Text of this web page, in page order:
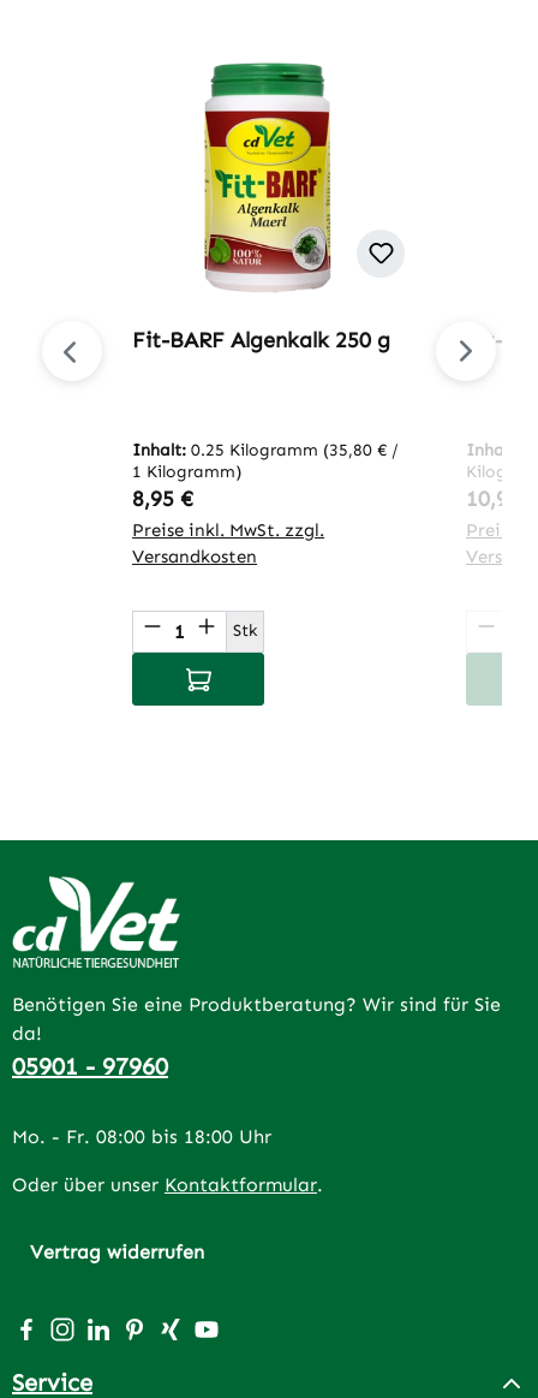
Produktgalerie überspringen
Fit-BARF Algenkalk 250 g
Inhalt: 0.25 Kilogramm (35,80 € /
1 Kilogramm)
Regulärer Preis:
8,95 €
Preise inkl. MwSt. zzgl.
Versandkosten
Produkt Anzahl: Gib den
Stk
In den Warenkorb
Fit-
Inhalt:
10,95 €
Preise
Benötigen Sie eine Produktberatung? Wir sind für Sie
da!
05901 - 97960
Mo. - Fr. 08:00 bis 18:00 Uhr
Oder über unser Kontaktformular.
Vertrag widerrufen
Besuche uns auf Facebook – öffnet in neuem Tab
Schau auf Instagram vorbei – öffnet in neuem Tab
Vernetze dich mit uns auf LinkedIn – öffnet in
Lass dich auf Pinterest inspirieren – öffnet
Vernetze dich mit uns auf Xing – öffnet
Sieh dir unsere Videos auf YouTube
Service